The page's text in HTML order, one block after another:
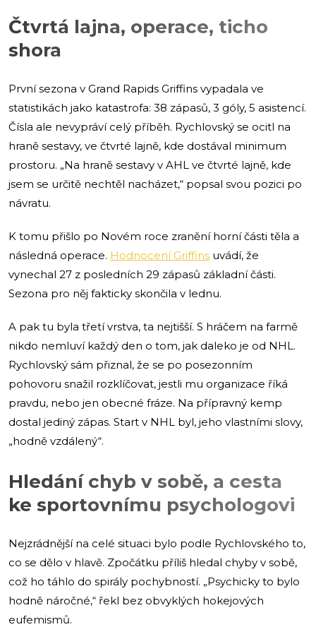
Čtvrtá lajna, operace, ticho
shora
První sezona v Grand Rapids Griffins vypadala ve
statistikách jako katastrofa: 38 zápasů, 3 góly, 5 asistencí.
Čísla ale nevypráví celý příběh. Rychlovský se ocitl na
hraně sestavy, ve čtvrté lajně, kde dostával minimum
prostoru. „Na hraně sestavy v AHL ve čtvrté lajně, kde
jsem se určitě nechtěl nacházet,“ popsal svou pozici po
návratu.
K tomu přišlo po Novém roce zranění horní části těla a
následná operace. Hodnocení Griffins uvádí, že
vynechal 27 z posledních 29 zápasů základní části.
Sezona pro něj fakticky skončila v lednu.
A pak tu byla třetí vrstva, ta nejtišší. S hráčem na farmě
nikdo nemluví každý den o tom, jak daleko je od NHL.
Rychlovský sám přiznal, že se po posezonním
pohovoru snažil rozklíčovat, jestli mu organizace říká
pravdu, nebo jen obecné fráze. Na přípravný kemp
dostal jediný zápas. Start v NHL byl, jeho vlastními slovy,
„hodně vzdálený“.
Hledání chyb v sobě, a cesta
ke sportovnímu psychologovi
Nejzrádnější na celé situaci bylo podle Rychlovského to,
co se dělo v hlavě. Zpočátku příliš hledal chyby v sobě,
což ho táhlo do spirály pochybností. „Psychicky to bylo
hodně náročné,“ řekl bez obvyklých hokejových
eufemismů.